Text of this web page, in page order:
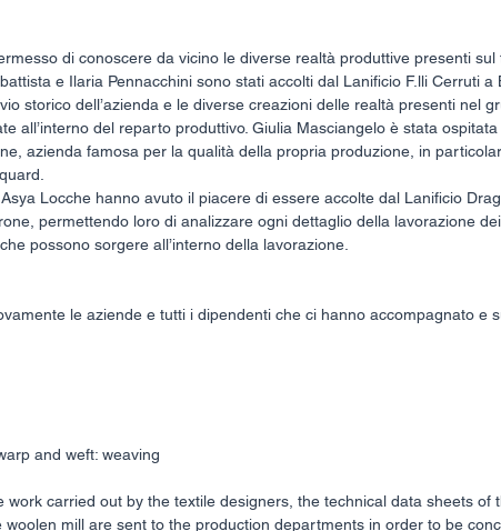
di conoscere da vicino le diverse realtà produttive presenti sul
e Ilaria Pennacchini sono stati accolti dal Lanificio F.lli Cerruti
storico dell’azienda e le diverse creazioni delle realtà presenti nel
all’interno del reparto produttivo. Giulia Masciangelo è stata
azienda famosa per la qualità della propria produzione, in
Locche hanno avuto il piacere di essere accolte dal Lanificio
permettendo loro di analizzare ogni dettaglio della lavorazione
possono sorgere all’interno della lavorazione.
le aziende e tutti i dipendenti che ci hanno accompagnato e
and weft: weaving
work carried out by the textile designers, the technical data sheets of
woolen mill are sent to the production departments in order to be